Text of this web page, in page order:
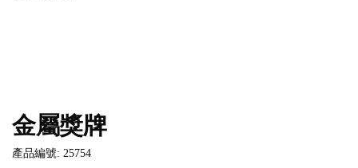
金屬獎牌
產品編號: 25754